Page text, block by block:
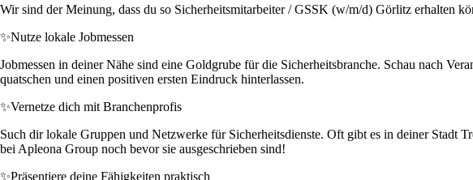
Wir sind der Meinung, dass du so Sicherheitsmitarbeiter / GSSK (w/m/d) Görlitz erhalten
✨Nutze lokale Jobmessen
Jobmessen in deiner Nähe sind eine Goldgrube für die Sicherheitsbranche. Schau nach
quatschen und einen positiven ersten Eindruck hinterlassen.
✨Vernetze dich mit Branchenprofis
Such dir lokale Gruppen und Netzwerke für Sicherheitsdienste. Oft gibt es in deiner
bei Apleona Group noch bevor sie ausgeschrieben sind!
✨Präsentiere deine Fähigkeiten praktisch